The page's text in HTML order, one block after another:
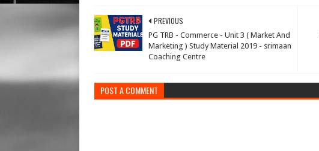
PREVIOUS
PG TRB - Commerce - Unit 3 ( Market And
Marketing ) Study Material 2019 - srimaan
Coaching Centre
POST A COMMENT